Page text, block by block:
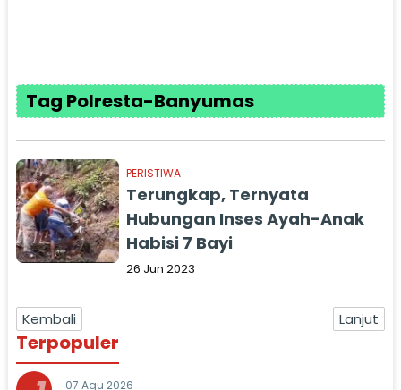
Tag Polresta-Banyumas
PERISTIWA
Terungkap, Ternyata
Hubungan Inses Ayah-Anak
Habisi 7 Bayi
26 Jun 2023
Kembali Lanjut
Terpopuler
07 Agu 2026